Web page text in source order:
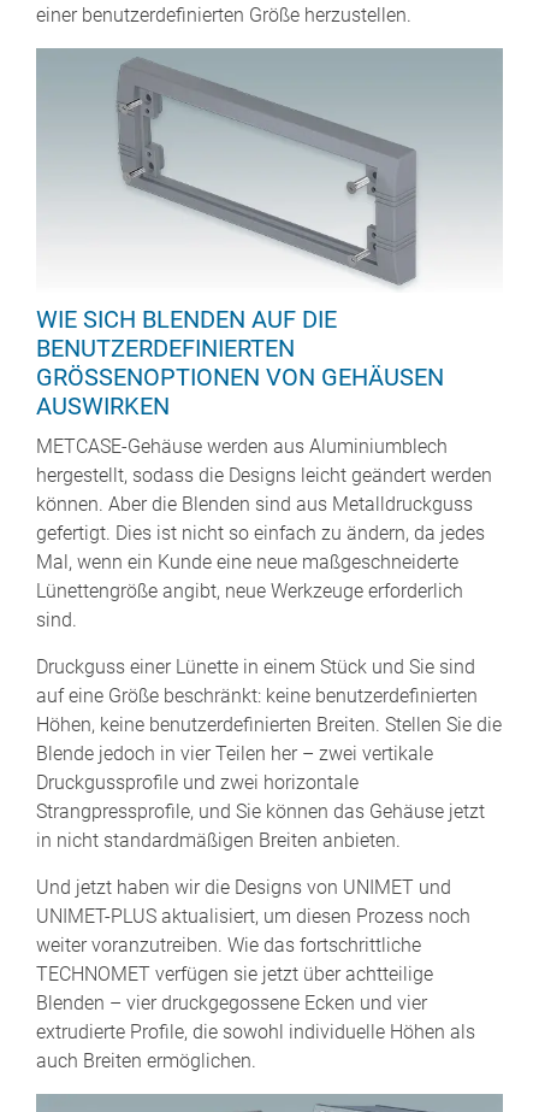
einer benutzerdefinierten Größe herzustellen.
WIE SICH BLENDEN AUF DIE
BENUTZERDEFINIERTEN
GRÖSSENOPTIONEN VON GEHÄUSEN A
USWIRKEN
METCASE-Gehäuse werden aus Aluminiumblech
hergestellt, sodass die Designs leicht geändert werden
können. Aber die Blenden sind aus Metalldruckguss
gefertigt. Dies ist nicht so einfach zu ändern, da jedes
Mal, wenn ein Kunde eine neue maßgeschneiderte
Lünettengröße angibt, neue Werkzeuge erforderlich
sind.
Druckguss einer Lünette in einem Stück und Sie sind
auf eine Größe beschränkt: keine benutzerdefinierten
Höhen, keine benutzerdefinierten Breiten. Stellen Sie die
Blende jedoch in vier Teilen her – zwei vertikale
Druckgussprofile und zwei horizontale
Strangpressprofile, und Sie können das Gehäuse jetzt
in nicht standardmäßigen Breiten anbieten.
Und jetzt haben wir die Designs von UNIMET und
UNIMET-PLUS aktualisiert, um diesen Prozess noch
weiter voranzutreiben. Wie das fortschrittliche
TECHNOMET verfügen sie jetzt über achtteilige
Blenden – vier druckgegossene Ecken und vier
extrudierte Profile, die sowohl individuelle Höhen als
auch Breiten ermöglichen.